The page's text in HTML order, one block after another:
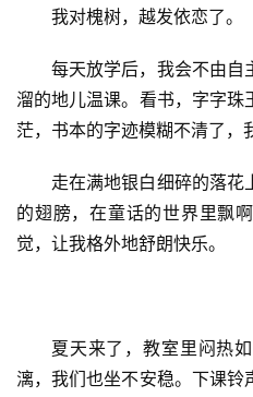
我对槐树，越发依恋了。
每天放学后，我会不由自
溜的地儿温课。看书，字字
茫，书本的字迹模糊不清了，
走在满地银白细碎的落花
的翅膀，在童话的世界里飘
觉，让我格外地舒朗快乐。
夏天来了，教室里闷热
漓，我们也坐不安稳。下课